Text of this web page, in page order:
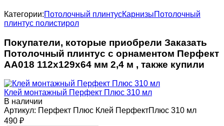
Категории:Потолочный плинтусКарнизыПотолочный
плинтус полистирол
Покупатели, которые приобрели Заказать
Потолочный плинтус с орнаментом Перфект
AA018 112х129х64 мм 2,4 м , также купили
Клей монтажный Перфект Плюс 310 мл
В наличии
Артикул: Перфект Плюс Клей ПерфектПлюс 310 мл
490 ₽